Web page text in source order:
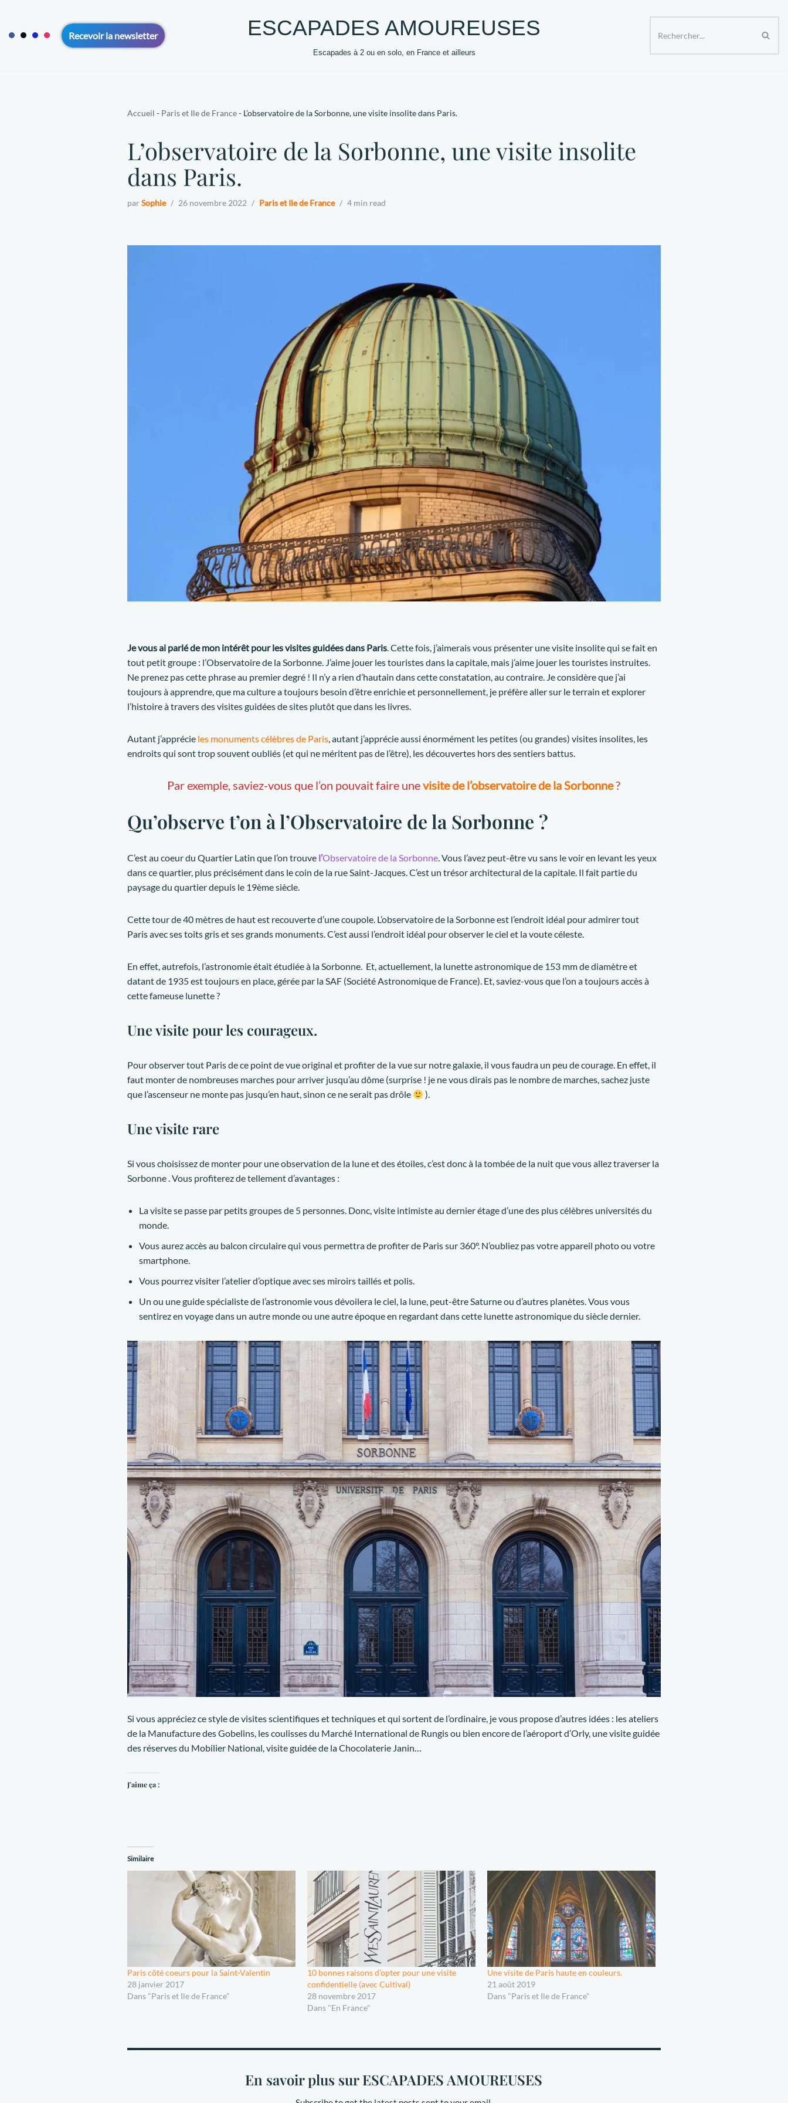
Aller
Recevoir la newsletter ESCAPADES AMOUREUSES
Escapades à 2 ou en solo, en France et ailleurs
Accueil - Paris et Ile de France- L’observatoire de la Sorbonne, une visite insolite dans Paris.
L’observatoire de la Sorbonne, une visite insolite
dans Paris.
par Sophie 26 novembre 2022 Paris et Ile de France 4 min read
Je vous ai parlé de mon intérêt pour les visites guidées dans Paris. Cette fois, j’aimerais vous présenter une visite insolite qui se fait en
tout petit groupe : l’Observatoire de la Sorbonne. J’aime jouer les touristes dans la capitale, mais j’aime jouer les touristes instruites.
Ne prenez pas cette phrase au premier degré ! Il n’y a rien d’hautain dans cette constatation, au contraire. Je considère que j’ai
toujours à apprendre, que ma culture a toujours besoin d’être enrichie et personnellement, je préfère aller sur le terrain et explorer
l’histoire à travers des visites guidées de sites plutôt que dans les livres.
Autant j’apprécie les monuments célèbres de Paris, autant j’apprécie aussi énormément les petites (ou grandes) visites insolites, les
endroits qui sont trop souvent oubliés (et qui ne méritent pas de l’être), les découvertes hors des sentiers battus.
Par exemple, saviez-vous que l’on pouvait faire unevisite de l’observatoire de la Sorbonne?
Qu’observe t’on à l’Observatoire de la Sorbonne ?
C’est au coeur du Quartier Latin que l’on trouve l’Observatoire de la Sorbonne. Vous l’avez peut-être vu sans le voir en levant les yeux
dans ce quartier, plus précisément dans le coin de la rue Saint-Jacques. C’est un trésor architectural de la capitale. Il fait partie du
paysage du quartier depuis le 19ème siècle.
Cette tour de 40 mètres de haut est recouverte d’une coupole. L’observatoire de la Sorbonne est l’endroit idéal pour admirer tout
Paris avec ses toits gris et ses grands monuments. C’est aussi l’endroit idéal pour observer le ciel et la voute céleste.
En effet, autrefois, l’astronomie était étudiée à la Sorbonne. Et, actuellement, la lunette astronomique de 153 mm de diamètre et
datant de 1935 est toujours en place, gérée par la SAF (Société Astronomique de France). Et, saviez-vous que l’on a toujours accès à
cette fameuse lunette ?
Une visite pour les courageux.
Pour observer tout Paris de ce point de vue original et profiter de la vue sur notre galaxie, il vous faudra un peu de courage. En effet, il
faut monter de nombreuses marches pour arriver jusqu’au dôme (surprise ! je ne vous dirais pas le nombre de marches, sachez juste
que l’ascenseur ne monte pas jusqu’en haut, sinon ce ne serait pas drôle
).
Une visite rare
Si vous choisissez de monter pour une observation de la lune et des étoiles, c’est donc à la tombée de la nuit que vous allez traverser la
Sorbonne . Vous profiterez de tellement d’avantages :
La visite se passe par petits groupes de 5 personnes. Donc, visite intimiste au dernier étage d’une des plus célèbres universités du
monde.
Vous aurez accès au balcon circulaire qui vous permettra de profiter de Paris sur 360°. N’oubliez pas votre appareil photo ou votre
smartphone.
Vous pourrez visiter l’atelier d’optique avec ses miroirs taillés et polis.
Un ou une guide spécialiste de l’astronomie vous dévoilera le ciel, la lune, peut-être Saturne ou d’autres planètes. Vous vous
sentirez en voyage dans un autre monde ou une autre époque en regardant dans cette lunette astronomique du siècle dernier.
Si vous appréciez ce style de visites scientifiques et techniques et qui sortent de l’ordinaire, je vous propose d’autres idées : les ateliers
de la Manufacture des Gobelins, les coulisses du Marché International de Rungis ou bien encore de l’aéroport d’Orly, une visite guidée
des réserves du Mobilier National, visite guidée de la Chocolaterie Janin…
J’aime ça :
Similaire
Paris côté coeurs pour la Saint-Valentin
28 janvier 2017
Dans "Paris et Ile de France"
10 bonnes raisons d’opter pour une visite
confidentielle (avec Cultival)
28 novembre 2017
Dans "En France"
Une visite de Paris haute en couleurs.
21 août 2019
Dans "Paris et Ile de France"
En savoir plus sur ESCAPADES AMOUREUSES